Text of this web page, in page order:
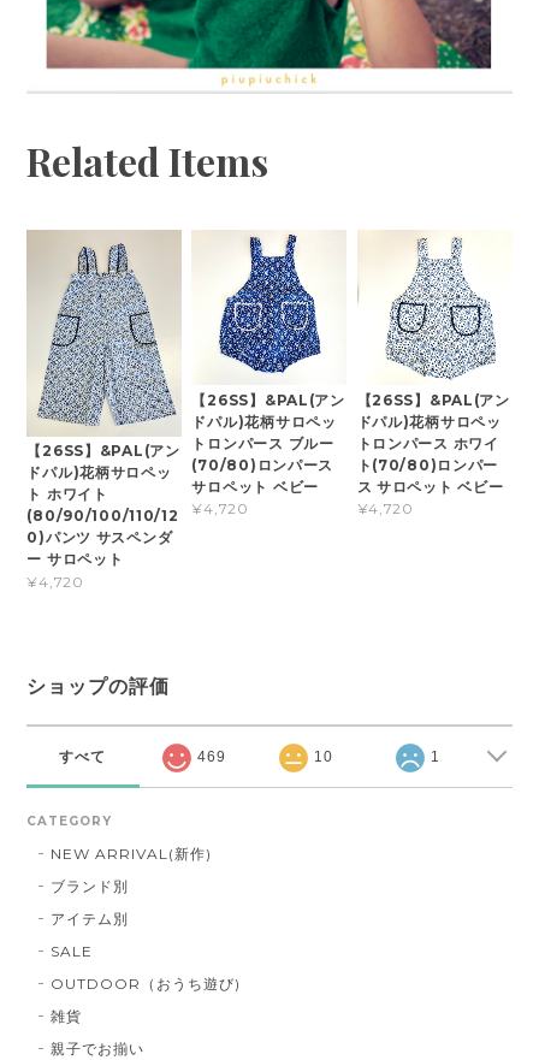
Related Items
【26SS】&PAL(アン
ドパル)花柄サロペッ
ト ホワイト
(80/90/100/110/12
0)パンツ サスペンダ
ー サロペット
¥4,720
【26SS】&PAL(アン
ドパル)花柄サロペッ
トロンパース ブルー
(70/80)ロンパース
サロペット ベビー
¥4,720
【26SS】&PAL(アン
ドパル)花柄サロペッ
トロンパース ホワイ
ト(70/80)ロンパー
ス サロペット ベビー
¥4,720
ショップの評価
すべて 469 10 1
CATEGORY
NEW ARRIVAL(新作)
ブランド別
アイテム別
SALE
OUTDOOR（おうち遊び)
雑貨
親子でお揃い